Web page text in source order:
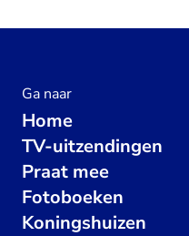
Ga naar
Home
TV-uitzendingen
Praat mee
Fotoboeken
Koningshuizen